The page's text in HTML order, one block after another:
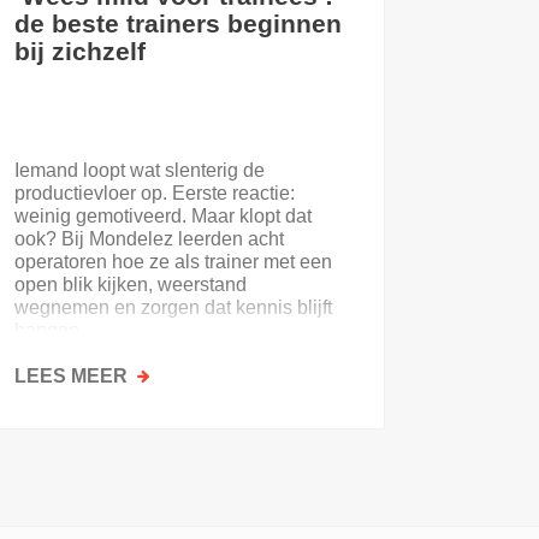
de beste trainers beginnen
bij zichzelf
Iemand loopt wat slenterig de
productievloer op. Eerste reactie:
weinig gemotiveerd. Maar klopt dat
ook? Bij Mondelez leerden acht
operatoren hoe ze als trainer met een
open blik kijken, weerstand
wegnemen en zorgen dat kennis blijft
hangen.
LEES MEER OVER